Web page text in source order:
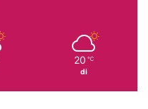
20 ℃
di